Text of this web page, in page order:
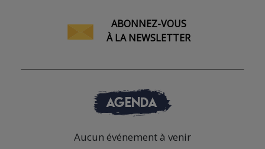
ABONNEZ-VOUS
À LA NEWSLETTER
AGENDA
Aucun événement à venir